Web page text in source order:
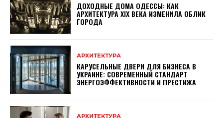
ДОХОДНЫЕ ДОМА ОДЕССЫ: КАК
АРХИТЕКТУРА XIX ВЕКА ИЗМЕНИЛА ОБЛИК
ГОРОДА
АРХИТЕКТУРА
КАРУСЕЛЬНЫЕ ДВЕРИ ДЛЯ БИЗНЕСА В
УКРАИНЕ: СОВРЕМЕННЫЙ СТАНДАРТ
ЭНЕРГОЭФФЕКТИВНОСТИ И ПРЕСТИЖА
АРХИТЕКТУРА